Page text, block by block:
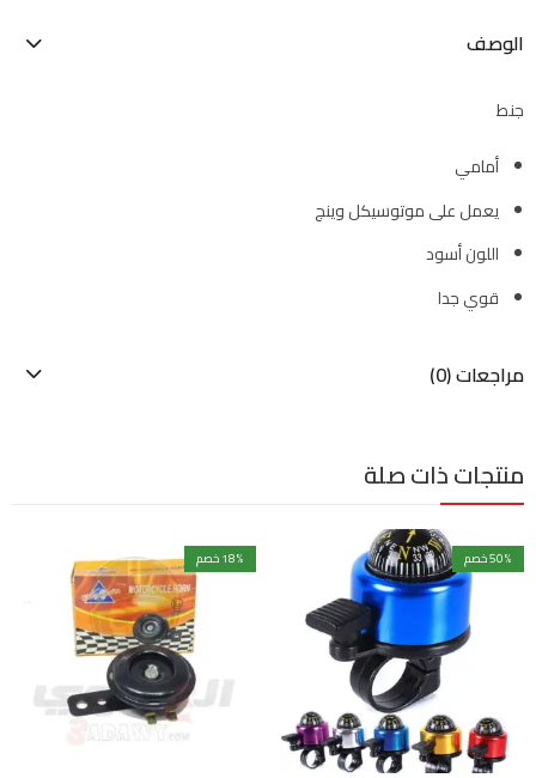
الوصف
جنط
أمامي
يعمل على موتوسيكل وينج
اللون أسود
قوي جدا
مراجعات (0)
منتجات ذات صلة
50% خصم 18% خصم